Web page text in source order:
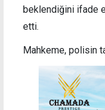
beklendiğini ifade
etti.
Mahkeme, polisin